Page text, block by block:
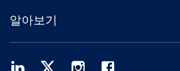
알아보기